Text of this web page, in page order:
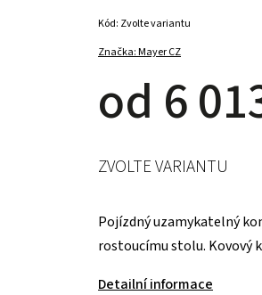
Značka:Mayer CZ
od 6
Kód: Zvolte variantu
Pojízdný uzamykatelný
rostoucímu stolu. Kovový
Detailní informace
ZVOLTE VARIANTU